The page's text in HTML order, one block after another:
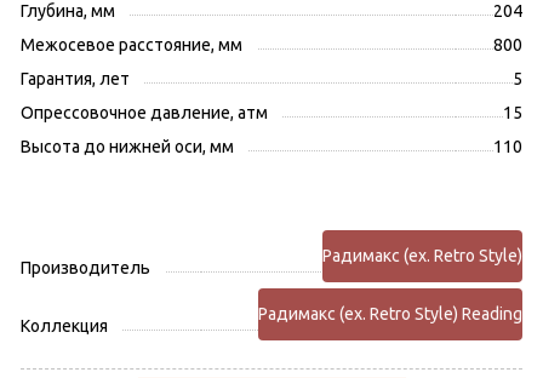
Глубина, мм
204
Межосевое расстояние, мм
800
Гарантия, лет
5
Опрессовочное давление, атм
15
Высота до нижней оси, мм
110
Производитель
Радимакс (ex. Retro Style)
Коллекция
Радимакс (ex. Retro Style) Reading